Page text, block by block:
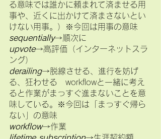
る意味では誰かに頼まれて済ませる用
事や、近くに出かけて済まさないとい
けない用事。）※今回は用事の意味
sequentially→順次に
upvote→高評価（インターネットスラ
ング）
derailing→脱線させる、進行を妨げ
る、狂わせる　workflowと一緒に考え
ると作業がまっすぐ進まないことを意
味している。※今回は「まっすぐ帰ら
ない」の意味
workflow→作業